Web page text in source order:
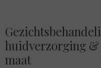
huidverzorging
maat